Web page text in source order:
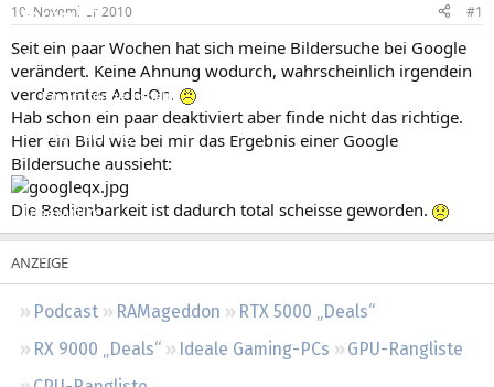
Forum
Aktuelles
Empfohlene Inhalte
Neue Beiträge
Neueste Aktivitäten
Leserartikel
Podcast RAMageddon
RTX 5000 „Deals“
RX 9000 „Deals“
Ideale Gaming-PCs
GPU-Rangliste
e
r
t
a
m
10. November 2010 #1
Seit ein paar Wochen hat sich meine Bildersuche bei Google
verändert. Keine Ahnung wodurch, wahrscheinlich irgendein
verdammtes Add-On.
Hab schon ein paar deaktiviert aber finde nicht das richtige.
Hier ein Bild wie bei mir das Ergebnis einer Google
Bildersuche aussieht:
Die Bedienbarkeit ist dadurch total scheisse geworden.